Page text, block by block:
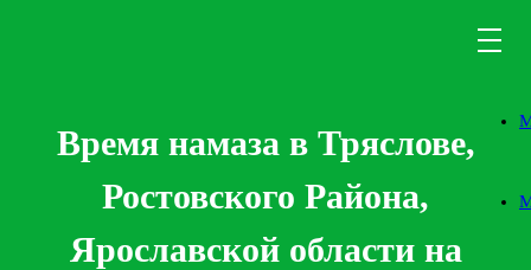
Время намаза в Тряслове,
Ростовского Района,
Ярославской области на